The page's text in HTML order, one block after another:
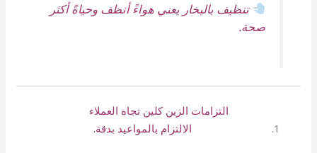
تنظيف بالبخار يعني هواءً أنظف وحياةً أكثر
صحة.
التزامات الزين كلين تجاه العملاء
الالتزام بالمواعيد بدقة.